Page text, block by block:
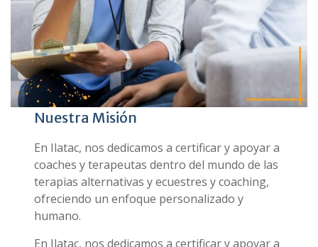
Nuestra Misión
En Ilatac, nos dedicamos a certificar y apoyar a
coaches y terapeutas dentro del mundo de las
terapias alternativas y ecuestres y coaching,
ofreciendo un enfoque personalizado y
humano.
En Ilatac, nos dedicamos a certificar y apoyar a